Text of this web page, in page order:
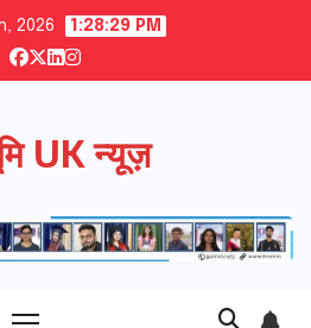
2026 1:28:30 PM
UK न्यूज़